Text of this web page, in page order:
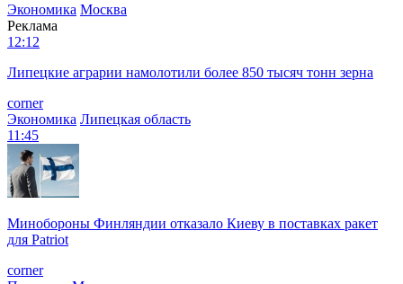
Экономика Москва
Реклама
12:12
Липецкие аграрии намолотили более 850 тысяч тонн зерна
corner
Экономика Липецкая область
11:45
Минобороны Финляндии отказало Киеву в поставках ракет
для Patriot
corner